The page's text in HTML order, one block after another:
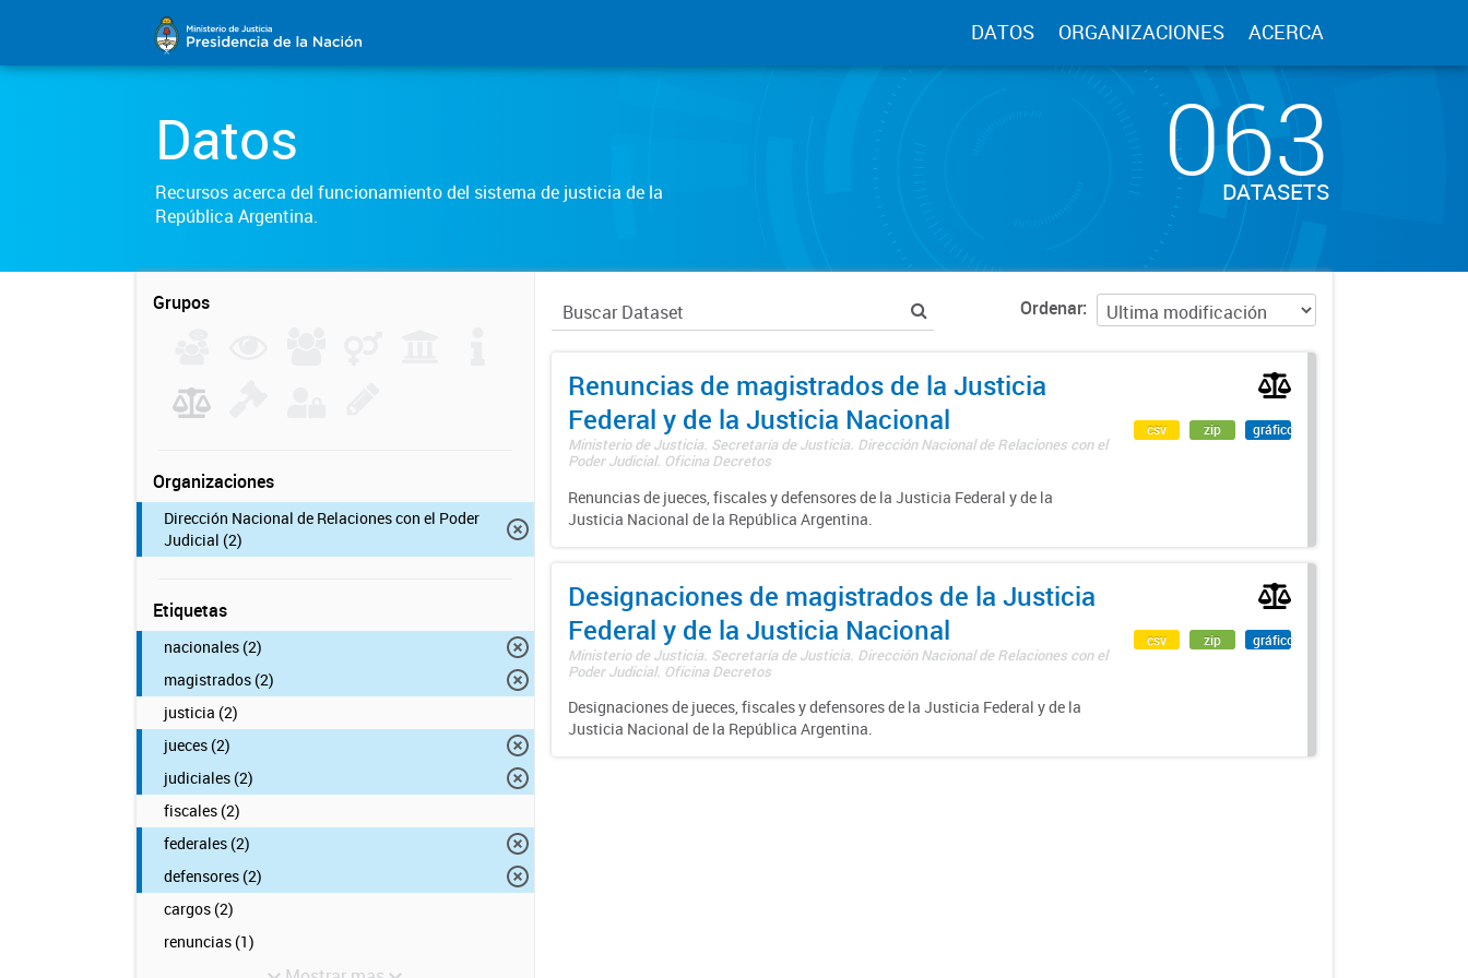
DATOS ORGANIZACIONES ACERCA
Datos
Recursos acerca del funcionamiento del sistema de justicia de la
República Argentina.
063
DATASETS
Grupos
Organizaciones
Dirección Nacional de Relaciones con el Poder
Judicial (2)
Etiquetas
nacionales (2)
magistrados (2)
justicia (2)
jueces (2)
judiciales (2)
fiscales (2)
federales (2)
defensores (2)
cargos (2)
renuncias (1)
Ordenar
Renuncias de magistrados de la Justicia
Federal y de la Justicia Nacional
Ministerio de Justicia. Secretaría de Justicia. Dirección Nacional de Relaciones con el
Poder Judicial. Oficina Decretos
Renuncias de jueces, fiscales y defensores de la Justicia Federal y de la
Justicia Nacional de la República Argentina.
csv zip gráfico
Designaciones de magistrados de la Justicia
Federal y de la Justicia Nacional
Ministerio de Justicia. Secretaría de Justicia. Dirección Nacional de Relaciones con el
Poder Judicial. Oficina Decretos
Designaciones de jueces, fiscales y defensores de la Justicia Federal y de la
Justicia Nacional de la República Argentina.
csv zip gráfico